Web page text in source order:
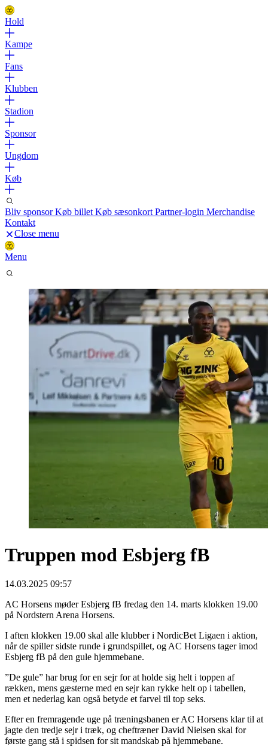
Hold
Kampe
Fans
Klubben
Stadion
Sponsor
Ungdom
Køb
Bliv sponsorKøb billet Køb sæsonkort Partner-login Merchandise
Kontakt
Close menu
Menu
Truppen mod Esbjerg fB
14.03.2025 09:57
AC Horsens møder Esbjerg fB fredag den 14. marts klokken 19.00
på Nordstern Arena Horsens.
I aften klokken 19.00 skal alle klubber i NordicBet Ligaen i aktion,
når de spiller sidste runde i grundspillet, og AC Horsens tager imod
Esbjerg fB på den gule hjemmebane.
”De gule” har brug for en sejr for at holde sig helt i toppen af
rækken, mens gæsterne med en sejr kan rykke helt op i tabellen,
men et nederlag kan også betyde et farvel til top seks.
Efter en fremragende uge på træningsbanen er AC Horsens klar til at
jagte den tredje sejr i træk, og cheftræner David Nielsen skal for
første gang stå i spidsen for sit mandskab på hjemmebane.